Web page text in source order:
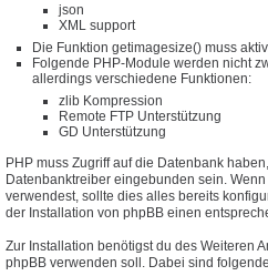
json
XML support
Die Funktion getimagesize() muss
Folgende PHP-Module werden nicht
allerdings verschiedene Funktionen:
zlib Kompression
Remote FTP Unterstützung
GD Unterstützung
PHP muss Zugriff auf die Datenbank
Datenbanktreiber eingebunden sein.
verwendest, sollte dies alles bereits
der Installation von phpBB einen
Zur Installation benötigst du des Weiteren
phpBB verwenden soll. Dabei sind